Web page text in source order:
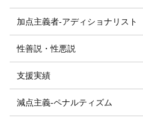
加点主義者-アディショナリスト
性善説・性悪説
支援実績
減点主義-ペナルティズム